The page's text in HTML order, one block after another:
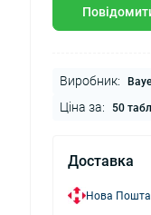
Виробник:
Ціна за: 50
Доставка
Нова Пошта